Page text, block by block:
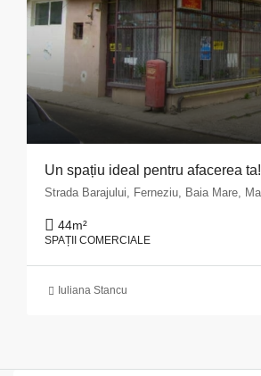
Un spațiu ideal pentru afacerea ta!
44m²
SPAȚII COMERCIALE
Iuliana Stancu